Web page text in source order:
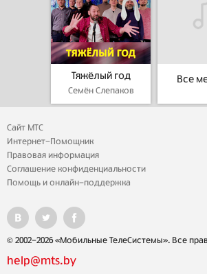
Тяжёлый год
Семён Слепаков
Все
Сайт МТС
Интернет-Помощник
Правовая информация
Соглашение конфиденциальности
Помощь и онлайн-поддержка
© 2002-2026 «Мобильные ТелеСистемы». Все
help@mts.by